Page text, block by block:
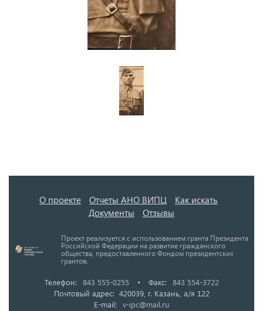
О проекте Отчеты АНО ВИПЦ
Как искать
Документы
Отзывы
Проект реализуется с использованием гранта Президента
Российской Федерации на развитие гражданского
общества, предоставленного Фондом президентских
грантов.
Телефон: 843 555-0255 • Факс:
843 554-3722
Почтовый адрес: 420039, г. Казань, а/я 122
E-mail:
v-ipc@mail.ru